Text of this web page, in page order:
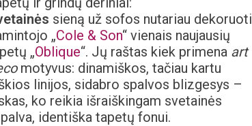
sieną už sofos nutariau dekoruoti
„Cole & Son“ vienais naujausių
„Oblique“. Jų raštas kiek primena art
motyvus: dinamiškos, tačiau kartu
linijos, sidabro spalvos blizgesys –
ko reikia išraiškingam svetainės
identiška tapetų fonui.